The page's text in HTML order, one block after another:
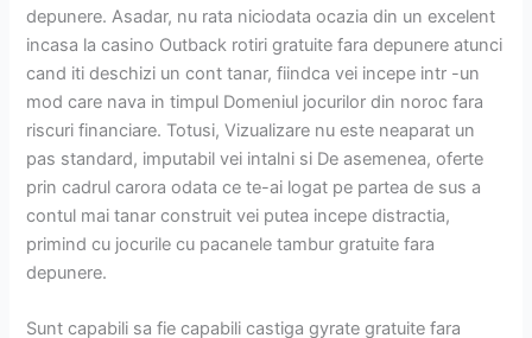
depunere. Asadar, nu rata niciodata ocazia din un excelent
incasa la casino Outback rotiri gratuite fara depunere atunci
cand iti deschizi un cont tanar, fiindca vei incepe intr -un
mod care nava in timpul Domeniul jocurilor din noroc fara
riscuri financiare. Totusi, Vizualizare nu este neaparat un
pas standard, imputabil vei intalni si De asemenea, oferte
prin cadrul carora odata ce te-ai logat pe partea de sus a
contul mai tanar construit vei putea incepe distractia,
primind cu jocurile cu pacanele tambur gratuite fara
depunere.
Sunt capabili sa fie capabili castiga gyrate gratuite fara